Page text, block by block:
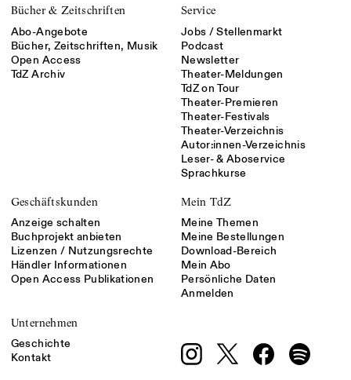
Bücher & Zeitschriften
Abo-Angebote
Bücher, Zeitschriften, Musik
Open Access
TdZ Archiv
Service
Jobs / Stellenmarkt
Podcast
Newsletter
Theater-Meldungen
TdZ on Tour
Theater-Premieren
Theater-Festivals
Theater-Verzeichnis
Autor:innen-Verzeichnis
Leser- & Aboservice
Sprachkurse
Geschäftskunden
Anzeige schalten
Buchprojekt anbieten
Lizenzen / Nutzungsrechte
Händler Informationen
Open Access Publikationen
Mein TdZ
Meine Themen
Meine Bestellungen
Download-Bereich
Mein Abo
Persönliche Daten
Anmelden
Unternehmen
Geschichte
Kontakt